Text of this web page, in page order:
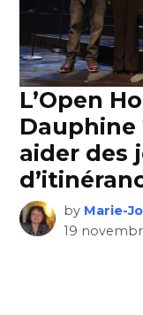
L’Open
Dauphine
aider des
by Marie-
19